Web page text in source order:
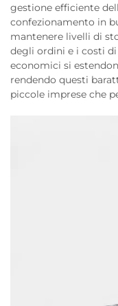
gestione efficiente
confezionamento in
mantenere livelli di
degli ordini e i costi
economici si
rendendo questi
piccole imprese che